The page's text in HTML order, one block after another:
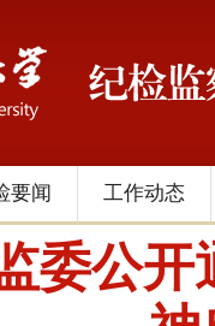
要闻 工作动态
委公